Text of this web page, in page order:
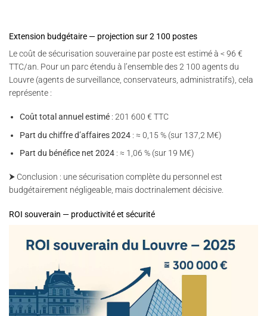
Extension budgétaire — projection sur 2 100 postes
Le coût de sécurisation souveraine par poste est estimé à < 96 €
TTC/an. Pour un parc étendu à l’ensemble des 2 100 agents du
Louvre (agents de surveillance, conservateurs, administratifs), cela
représente :
Coût total annuel estimé : 201 600 € TTC
Part du chiffre d’affaires 2024 : ≈ 0,15 % (sur 137,2 M€)
Part du bénéfice net 2024 : ≈ 1,06 % (sur 19 M€)
⮞ Conclusion : une sécurisation complète du personnel est
budgétairement négligeable, mais doctrinalement décisive.
ROI souverain — productivité et sécurité